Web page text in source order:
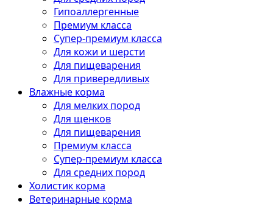
Гипоаллергенные
Премиум класса
Супер-премиум класса
Для кожи и шерсти
Для пищеварения
Для привередливых
Влажные корма
Для мелких пород
Для щенков
Для пищеварения
Премиум класса
Супер-премиум класса
Для средних пород
Холистик корма
Ветеринарные корма